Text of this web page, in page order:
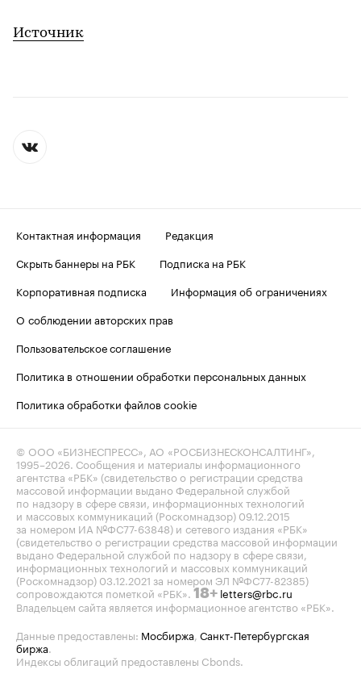
Источник
Контактная информация
Редакция
Скрыть баннеры на РБК
Подписка на РБК
Корпоративная подписка
Информация об ограничениях
О соблюдении авторских прав
Пользовательское соглашение
Политика в отношении обработки персональных данных
Политика обработки файлов cookie
© ООО «БИЗНЕСПРЕСС», АО «РОСБИЗНЕСКОНСАЛТИНГ»,
1995–2026. Сообщения и материалы информационного
агентства «РБК» (свидетельство о регистрации средства
массовой информации выдано Федеральной службой
по надзору в сфере связи, информационных технологий
и массовых коммуникаций (Роскомнадзор) 09.12.2015
за номером ИА №ФС77-63848) и сетевого издания «РБК»
(свидетельство о регистрации средства массовой информации
выдано Федеральной службой по надзору в сфере связи,
информационных технологий и массовых коммуникаций
(Роскомнадзор) 03.12.2021 за номером ЭЛ №ФС77-82385)
сопровождаются пометкой «РБК». 18+ letters@rbc.ru
Владельцем сайта является информационное агентство «РБК».
Данные предоставлены: Мосбиржа, Санкт-Петербургская
биржа.
Индексы облигаций предоставлены Cbonds.